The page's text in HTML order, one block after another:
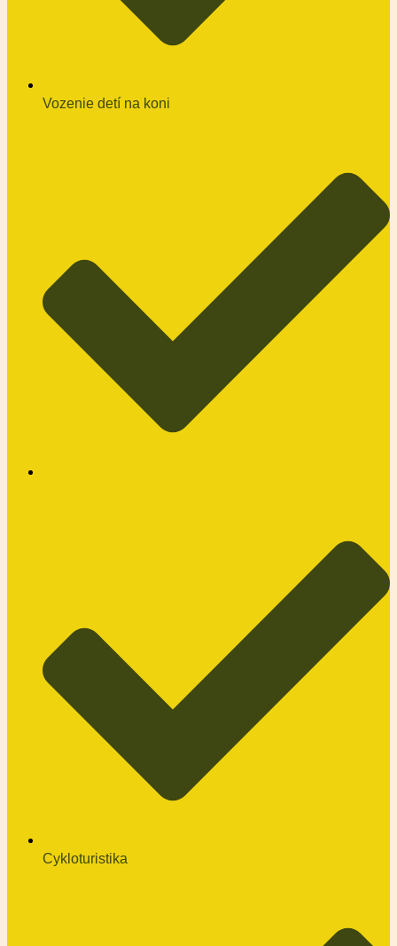
Vozenie detí na koni
Cykloturistika